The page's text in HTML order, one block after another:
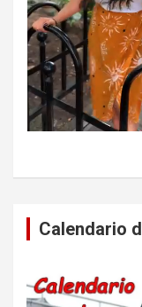
Calendario